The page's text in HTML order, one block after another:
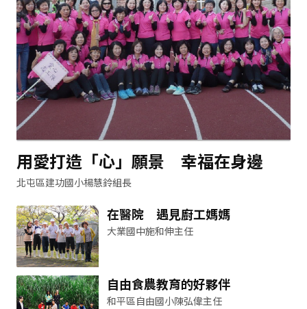
用愛打造「心」願景 幸福在身邊
北屯區建功國小楊慧鈴組長
在醫院 遇見廚工媽媽
大業國中施和伸主任
自由食農教育的好夥伴
和平區自由國小陳弘偉主任